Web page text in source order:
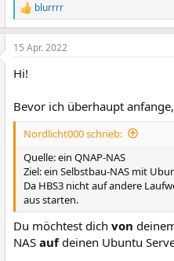
R
e
a
k
i
n
e
blurrrr
15 Apr. 2022
Hi!
Bevor ich überhaupt
Nordlicht000 schrieb:
Quelle: ein QNAP-NAS
Ziel: ein Selbstbau-NAS mit
Da HBS3 nicht auf andere
aus starten.
Du möchtest dich von
NAS aufdeinen Ubuntu